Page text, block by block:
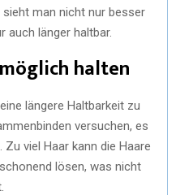
man nicht nur besser
auch länger haltbar.
halten
längere Haltbarkeit zu
versuchen, es
viel Haar kann die Haare
lösen, was nicht